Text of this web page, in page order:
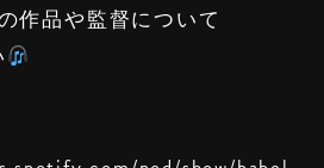
作品や監督について